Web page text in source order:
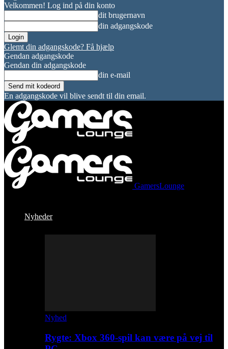
Velkommen! Log ind på din konto
dit brugernavn
din adgangskode
Glemt din adgangskode? Få hjælp
Gendan adgangskode
Gendan din adgangskode
din e-mail
En adgangskode vil blive sendt til din email.
GamersLounge
Nyheder
Nyhed
Rygte: Xbox 360-spil kan være på vej til